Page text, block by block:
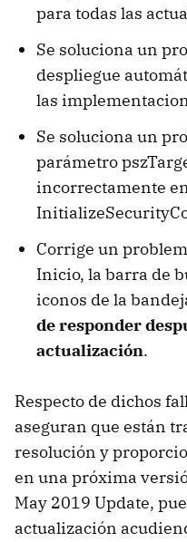
para todas las
Se soluciona un
despliegue
las
Se soluciona un
parámetro
incorrectamente
Corrige un
Inicio, la barra de
iconos de la
de responder
actualización.
Respecto de dichos
aseguran que están
resolución y
en una próxima
May 2019 Update,
actualización